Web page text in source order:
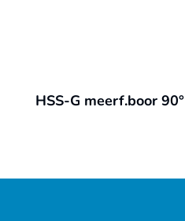
HSS-G meerf.boor 90°